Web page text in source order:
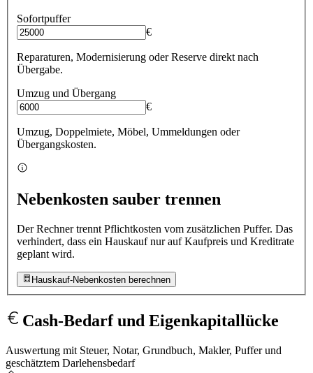
Sofortpuffer
€
Reparaturen, Modernisierung oder Reserve direkt nach
Übergabe.
Umzug und Übergang
€
Umzug, Doppelmiete, Möbel, Ummeldungen oder
Übergangskosten.
Nebenkosten sauber trennen
Der Rechner trennt Pflichtkosten vom zusätzlichen Puffer. Das
verhindert, dass ein Hauskauf nur auf Kaufpreis und Kreditrate
geplant wird.
Hauskauf-Nebenkosten berechnen
Cash-Bedarf und Eigenkapitallücke
Auswertung mit Steuer, Notar, Grundbuch, Makler, Puffer und
geschätztem Darlehensbedarf